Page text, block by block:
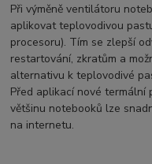
Při výměně ventilátoru
aplikovat teplovodivou
procesoru). Tím se zlepší
restartování, zkratům a
alternativu k teplovodivé
Před aplikací nové
většinu notebooků lze
na internetu.